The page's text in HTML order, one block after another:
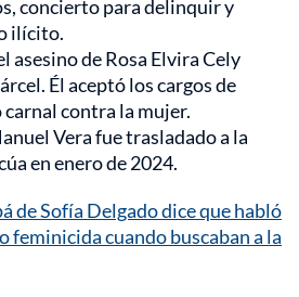
concierto para delinquir y
ilícito.
asesino de Rosa Elvira Cely
Él aceptó los cargos de
contra la mujer.
Vera fue trasladado a la
en enero de 2024.
de Sofía Delgado dice que habló
feminicida cuando buscaban a la